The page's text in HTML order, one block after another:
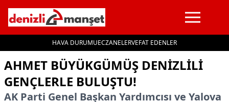
HAVA DURUMUECZANELERVEFAT EDENLER
AHMET BÜYÜKGÜMÜŞ DENIZLILI
GENÇLERLE BULUŞTU!
AK Parti Genel Başkan Yardımcısı ve Yalova